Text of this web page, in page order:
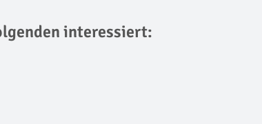
interessiert: